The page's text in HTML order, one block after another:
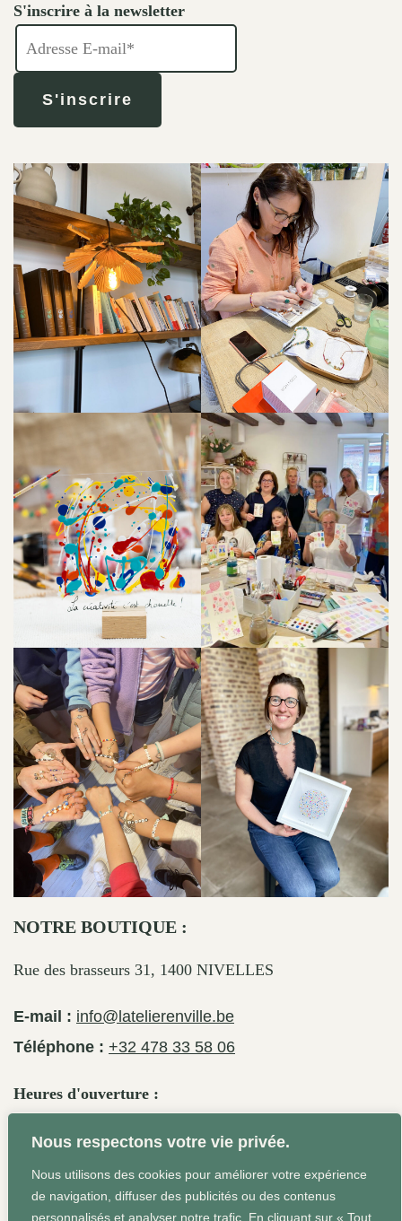
Nous respectons votre vie privée.
Nous utilisons des cookies pour améliorer votre expérience
de navigation, diffuser des publicités ou des contenus
personnalisés et analyser notre trafic. En cliquant sur « Tout
S'inscrire à la newsletter
NOTRE BOUTIQUE :
Rue des brasseurs 31, 1400 NIVELLES
E-mail : info@latelierenville.be
Téléphone : +32 478 33 58 06
Heures d'ouverture :
Le vendredi de 17h30 à 19h30
Le samedi de 11h30 à 19h